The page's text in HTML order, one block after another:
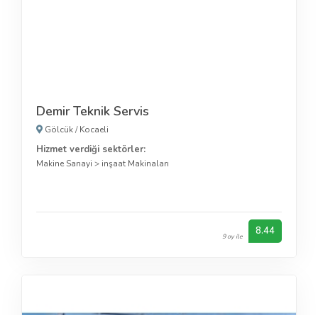
Demir Teknik Servis
Gölcük/Kocaeli
Hizmet verdiği sektörler:
Makine Sanayi > inşaat Makinaları
9 oy ile 8.44